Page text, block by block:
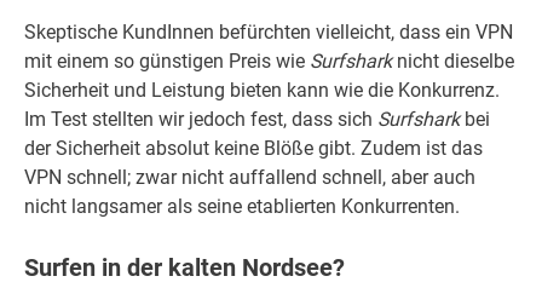
Skeptische KundInnen befürchten vielleicht, dass ein VPN
mit einem so günstigen Preis wie Surfsharknicht dieselbe
Sicherheit und Leistung bieten kann wie die Konkurrenz.
Im Test stellten wir jedoch fest, dass sich Surfsharkbei
der Sicherheit absolut keine Blöße gibt. Zudem ist das
VPN schnell; zwar nicht auffallend schnell, aber auch
nicht langsamer als seine etablierten Konkurrenten.
Surfen in der kalten Nordsee?